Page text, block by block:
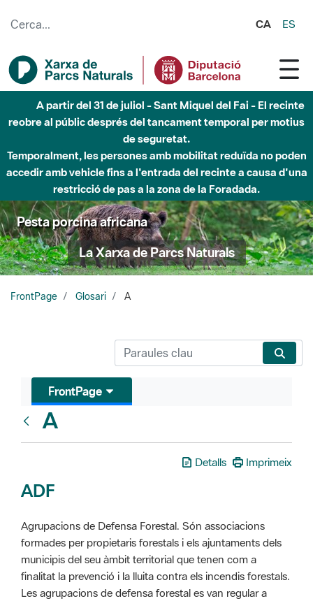
CA ES
A partir del 31 de juliol - Sant Miquel del Fai - El recinte
reobre al públic després del tancament temporal per motius
de seguretat.
Temporalment, les persones amb mobilitat reduïda no poden
accedir amb vehicle fins a l'entrada del recinte a causa d'una
restricció de pas a la zona de la Foradada.
Pesta porcina africana
La Xarxa de Parcs Naturals
FrontPage Glosari A
FrontPage
A
Detalls Imprimeix
ADF
Agrupacions de Defensa Forestal. Són associacions
formades per propietaris forestals i els ajuntaments dels
municipis del seu àmbit territorial que tenen com a
finalitat la prevenció i la lluita contra els incendis forestals.
Les agrupacions de defensa forestal es van regular a